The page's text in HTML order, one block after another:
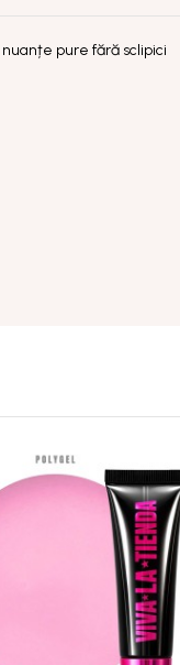
nuanțe pure fără sclipici